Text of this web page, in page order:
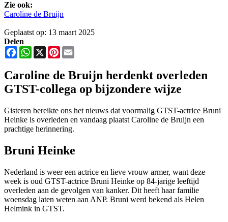
Zie ook:
Caroline de Bruijn
Geplaatst op: 13 maart 2025
Delen
FacebookWhatsApp
X Pinterest
Caroline de Bruijn herdenkt overleden
GTST-collega op bijzondere wijze
Gisteren bereikte ons het nieuws dat voormalig GTST-actrice Bruni
Heinke is overleden en vandaag plaatst Caroline de Bruijn een
prachtige herinnering.
Bruni Heinke
Nederland is weer een actrice en lieve vrouw armer, want deze
week is oud GTST-actrice Bruni Heinke op 84-jarige leeftijd
overleden aan de gevolgen van kanker. Dit heeft haar familie
woensdag laten weten aan ANP. Bruni werd bekend als Helen
Helmink in GTST.